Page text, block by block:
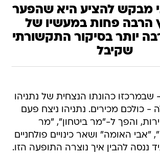
מבקש להציע היא שהפער
הרבה פחות במעשיו של
יותר בסיקור התקשורתי
שקיבל
כהונתו הנצחית של נתניהו
כולכם מכירים. נתניהו ניצח פעם
והפך ל-"מר ביטחון", "מר
"אבי האומה" ושאר כינויים פולחניים
ננסה להבין איך נוצרה התופעה הזו.